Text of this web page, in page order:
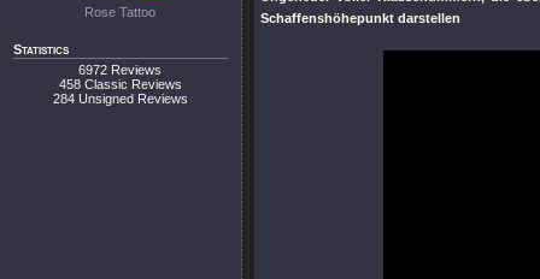
Rose Tattoo
Statistics
6972 Reviews
458 Classic Reviews
284 Unsigned Reviews
Schaffenshöhepunkt darstellen